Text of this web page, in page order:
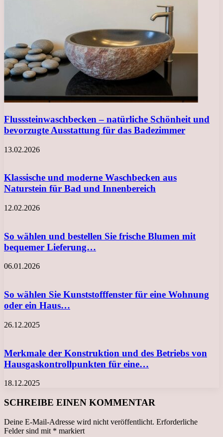
Flusssteinwaschbecken – natürliche Schönheit und
bevorzugte Ausstattung für das Badezimmer
13.02.2026
Klassische und moderne Waschbecken aus
Naturstein für Bad und Innenbereich
12.02.2026
So wählen und bestellen Sie frische Blumen mit
bequemer Lieferung…
06.01.2026
So wählen Sie Kunststofffenster für eine Wohnung
oder ein Haus…
26.12.2025
Merkmale der Konstruktion und des Betriebs von
Hausgaskontrollpunkten für eine…
18.12.2025
SCHREIBE EINEN KOMMENTAR
Deine E-Mail-Adresse wird nicht veröffentlicht. Erforderliche
Felder sind mit * markiert